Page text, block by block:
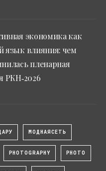
экономика как
язык влияния: чем
пленарная
РКН‑2026
МОДНАЯСЕТЬ
PHOTOGRAPHY PHOTO